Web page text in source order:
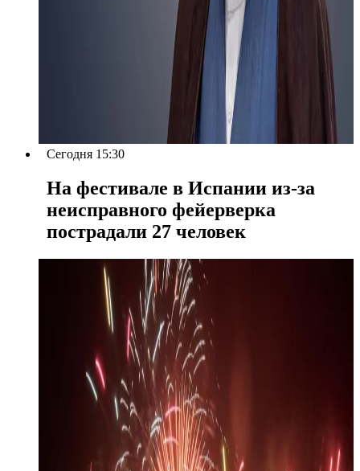
Сегодня 15:30
На фестивале в Испании из-за
неисправного фейерверка
пострадали 27 человек